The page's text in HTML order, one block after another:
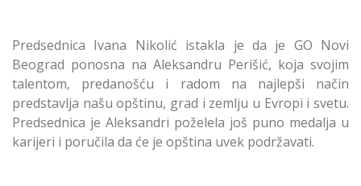
Predsednica Ivana Nikolić istakla je da je GO Novi
Beograd ponosna na Aleksandru Perišić, koja svojim
talentom, predanošću i radom na najlepši način
predstavlja našu opštinu, grad i zemlju u Evropi i svetu.
Predsednica je Aleksandri poželela još puno medalja u
karijeri i poručila da će je opština uvek podržavati.